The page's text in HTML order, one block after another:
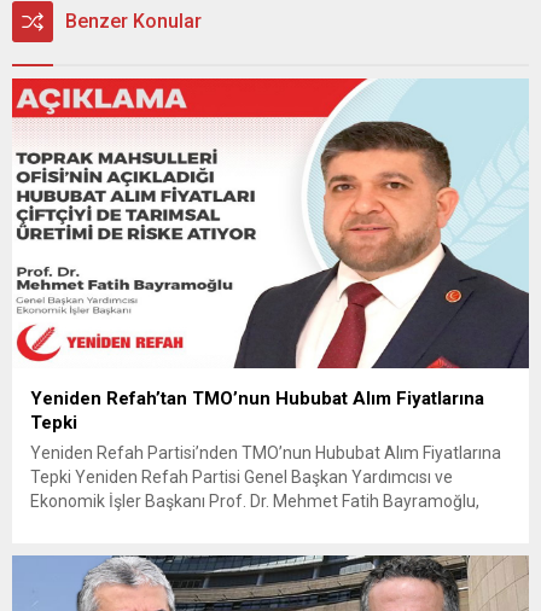
Benzer Konular
Yeniden Refah’tan TMO’nun Hububat Alım Fiyatlarına
Tepki
Yeniden Refah Partisi’nden TMO’nun Hububat Alım Fiyatlarına
Tepki Yeniden Refah Partisi Genel Başkan Yardımcısı ve
Ekonomik İşler Başkanı Prof. Dr. Mehmet Fatih Bayramoğlu,
fiyatların çiftçinin artan maliyetlerini karşılamaktan uzak
olduğunu savunarak fiyatların yeniden değerlendirilmesi